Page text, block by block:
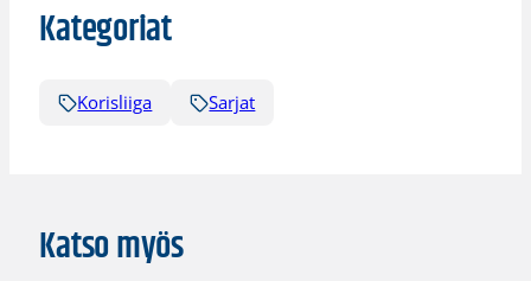
Kategoriat
Korisliiga Sarjat
Katso myös